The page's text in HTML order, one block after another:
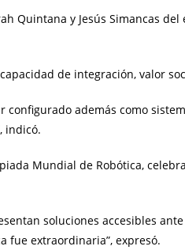
Quintana y Jesús Simancas del
de integración, valor
configurado además como
indicó.
Mundial de Robótica,
soluciones accesibles
fue extraordinaria”, expresó.